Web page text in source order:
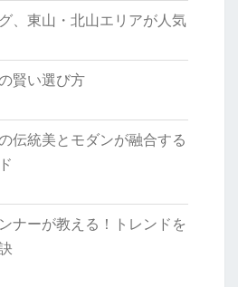
、東山・北山エリアが人気
賢い選び方
伝統美とモダンが融合する
ナーが教える！トレンドを